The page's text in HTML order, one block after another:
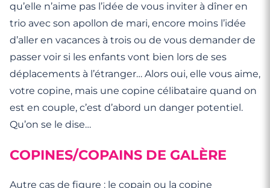
qu’elle n’aime pas l’idée de vous inviter à dîner en
trio avec son apollon de mari, encore moins l’idée
d’aller en vacances à trois ou de vous demander de
passer voir si les enfants vont bien lors de ses
déplacements à l’étranger… Alors oui, elle vous aime,
votre copine, mais une copine célibataire quand on
est en couple, c’est d’abord un danger potentiel.
Qu’on se le dise…
COPINES/COPAINS DE GALÈRE
Autre cas de figure : le copain ou la copine